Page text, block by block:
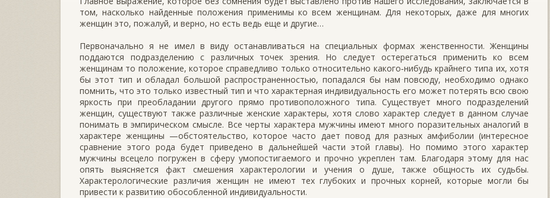
том, насколько найденные положения применимы ко всем женщинам. Для некоторых, даже для многих
женщин это, пожалуй, и верно, но есть ведь еще и другие…
Первоначально я не имел в виду останавливаться на специальных формах женственности. Женщины
поддаются подразделению с различных точек зрения. Но следует остерегаться применить ко всем
женщинам то положение, которое справедливо только относительно какого‑нибудь крайнего типа их, хотя
бы этот тип и обладал большой распространенностью, попадался бы нам повсюду, необходимо однако
помнить, что это только известный тип и что характерная индивидуальность его может потерять всю свою
яркость при преобладании другого прямо противоположного типа. Существует много подразделений
женщин, существуют также различные женские характеры, хотя слово характер следует в данном случае
понимать в эмпирическом смысле. Все черты характера мужчины имеют много поразительных аналогий в
характере женщины —обстоятельство, которое часто дает повод для разных амфиболии (интересное
сравнение этого рода будет приведено в дальнейшей части этой главы). Но помимо этого характер
мужчины всецело погружен в сферу умопостигаемого и прочно укреплен там. Благодаря этому для нас
опять выясняется факт смешения характерологии и учения о душе, также общность их судьбы.
Характерологические различия женщин не имеют тех глубоких и прочных корней, которые могли бы
привести к развитию обособленной индивидуальности.